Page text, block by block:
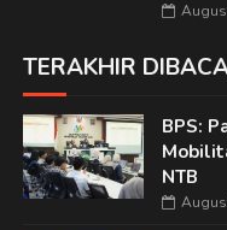
TERAKHIR
BPS:
NTB